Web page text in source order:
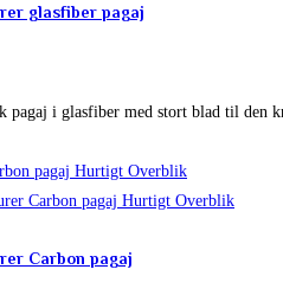
glasfiber pagaj
pagaj i glasfiber med stort blad til den
Hurtigt Overblik
Hurtigt Overblik
Carbon pagaj